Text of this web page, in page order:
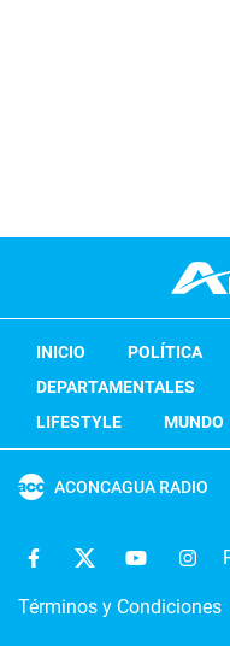
INICIO POLÍTICA
DEPARTAMENTALES
LIFESTYLE
MUNDO
ACONCAGUA RADIO
Términos y Condiciones